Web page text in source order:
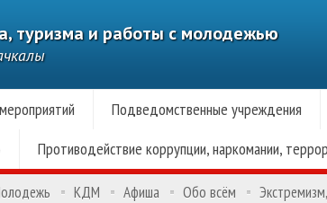
туризма и работы с молодежью
Подведомственные учреждения
Противодействие коррупции, наркомании,
КДМ Афиша Обо всём